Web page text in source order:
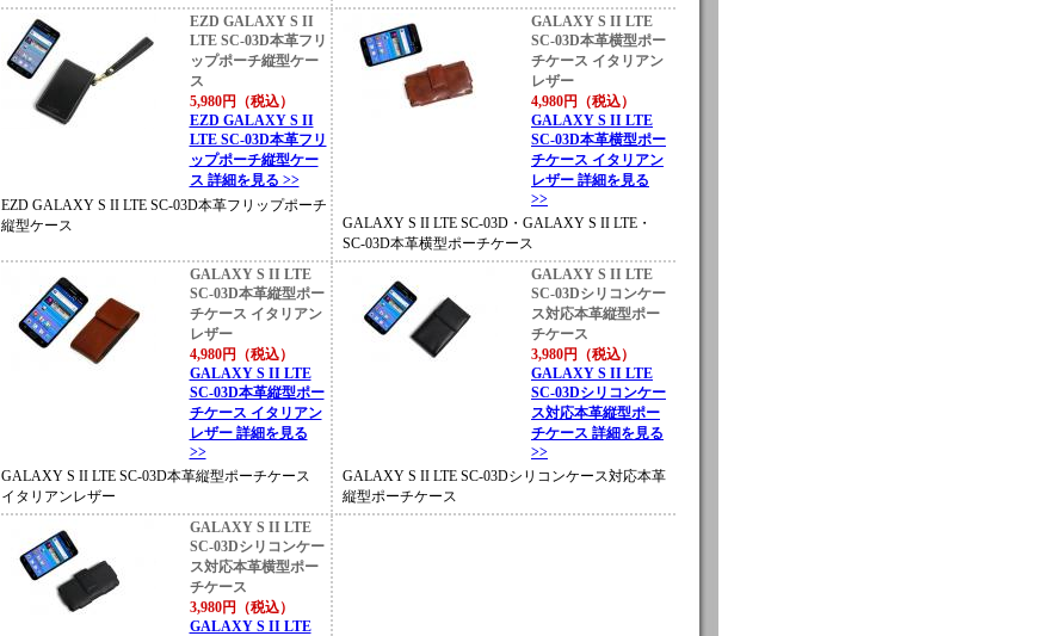
EZD GALAXY S II
LTE SC-03D本革フリ
ップポーチ縦型ケー
ス
5,980円（税込）
EZD GALAXY S II
LTE SC-03D本革フリ
ップポーチ縦型ケー
ス 詳細を見る >>
EZD GALAXY S II LTE SC-03D本革フリップポーチ
縦型ケース
GALAXY S II LTE
SC-03D本革横型ポー
チケース イタリアン
レザー
4,980円（税込）
GALAXY S II LTE
SC-03D本革横型ポー
チケース イタリアン
レザー 詳細を見る
>>
GALAXY S II LTE SC-03D・GALAXY S II LTE・
SC-03D本革横型ポーチケース
GALAXY S II LTE
SC-03D本革縦型ポー
チケース イタリアン
レザー
4,980円（税込）
GALAXY S II LTE
SC-03D本革縦型ポー
チケース イタリアン
レザー 詳細を見る
>>
GALAXY S II LTE SC-03D本革縦型ポーチケース
イタリアンレザー
GALAXY S II LTE
SC-03Dシリコンケー
ス対応本革縦型ポー
チケース
3,980円（税込）
GALAXY S II LTE
SC-03Dシリコンケー
ス対応本革縦型ポー
チケース 詳細を見る
>>
GALAXY S II LTE SC-03Dシリコンケース対応本革
縦型ポーチケース
GALAXY S II LTE
SC-03Dシリコンケー
ス対応本革横型ポー
チケース
3,980円（税込）
GALAXY S II LTE